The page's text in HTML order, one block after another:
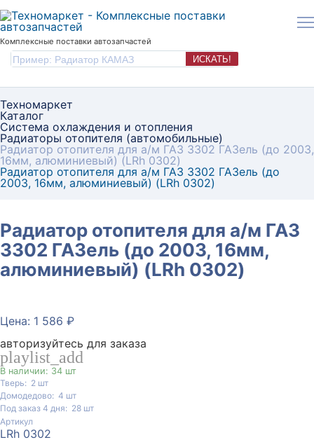
Комплексные поставки автозапчастей
ИСКАТЬ!
Техномаркет
Каталог
Система охлаждения и отопления
Радиаторы отопителя (автомобильные)
Радиатор отопителя для а/м ГАЗ 3302 ГАЗель (до 2003,
16мм, алюминиевый) (LRh 0302)
Радиатор отопителя для а/м ГАЗ 3302 ГАЗель (до
2003, 16мм, алюминиевый) (LRh 0302)
Радиатор отопителя для а/м ГАЗ
3302 ГАЗель (до 2003, 16мм,
алюминиевый) (LRh 0302)
Цена: 1 586 ₽
авторизуйтесь для заказа
playlist_add
В наличии: 34 шт
Тверь: 2 шт
Домодедово: 4 шт
Под заказ 4 дня: 28 шт
Артикул
LRh 0302